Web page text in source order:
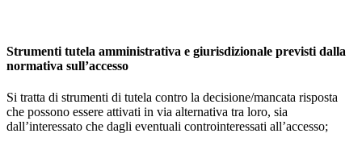
Strumenti tutela amministrativa e giurisdizionale previsti dalla
normativa sull’accesso
Si tratta di strumenti di tutela contro la decisione/mancata risposta
che possono essere attivati in via alternativa tra loro, sia
dall’interessato che dagli eventuali controinteressati all’accesso;